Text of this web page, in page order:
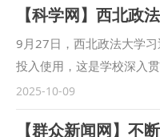
日10:00至12:00
9月27日，西北政法大学习
投入使用，这是学校深入
树人根本任务的重要举措
践举措”为叙事主线，由“
区”“习近平法治思想核心
2025-10-09